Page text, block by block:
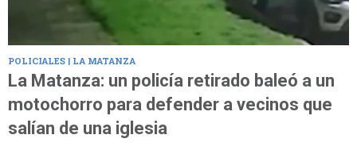
POLICIALES | LA MATANZA
La Matanza: un policía retirado baleó a un
motochorro para defender a vecinos que
salían de una iglesia